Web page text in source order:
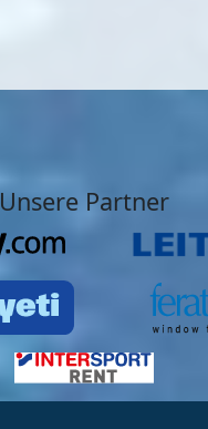
Unsere Partner